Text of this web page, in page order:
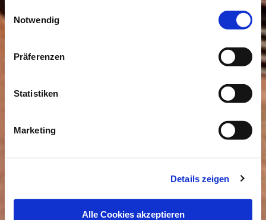
Impressum
Notwendig
Präferenzen
Statistiken
Marketing
Details zeigen
Alle Cookies akzeptieren